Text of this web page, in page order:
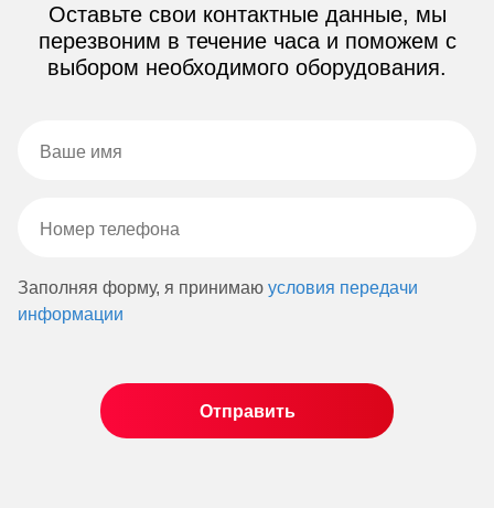
Оставьте свои контактные данные, мы
перезвоним в течение часа и поможем с
выбором необходимого оборудования.
Заполняя форму, я принимаю условия передачи
информации